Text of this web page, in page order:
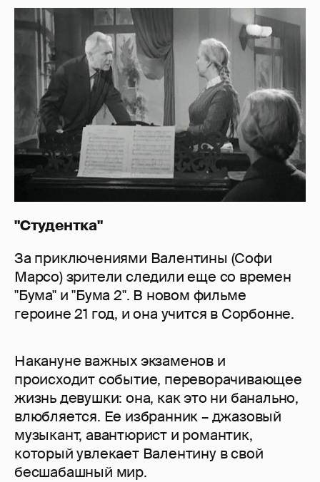
"Студентка"
За приключениями Валентины (Софи
Марсо) зрители следили еще со времен
"Бума" и "Бума 2". В новом фильме
героине 21 год, и она учится в Сорбонне.
Накануне важных экзаменов и
происходит событие, переворачивающее
жизнь девушки: она, как это ни банально,
влюбляется. Ее избранник – джазовый
музыкант, авантюрист и романтик,
который увлекает Валентину в свой
бесшабашный мир.